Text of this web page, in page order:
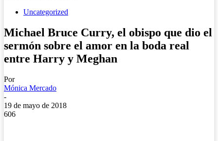
Uncategorized
Michael Bruce Curry, el obispo que dio el
sermón sobre el amor en la boda real
entre Harry y Meghan
Por
Mónica Mercado
-
19 de mayo de 2018
606